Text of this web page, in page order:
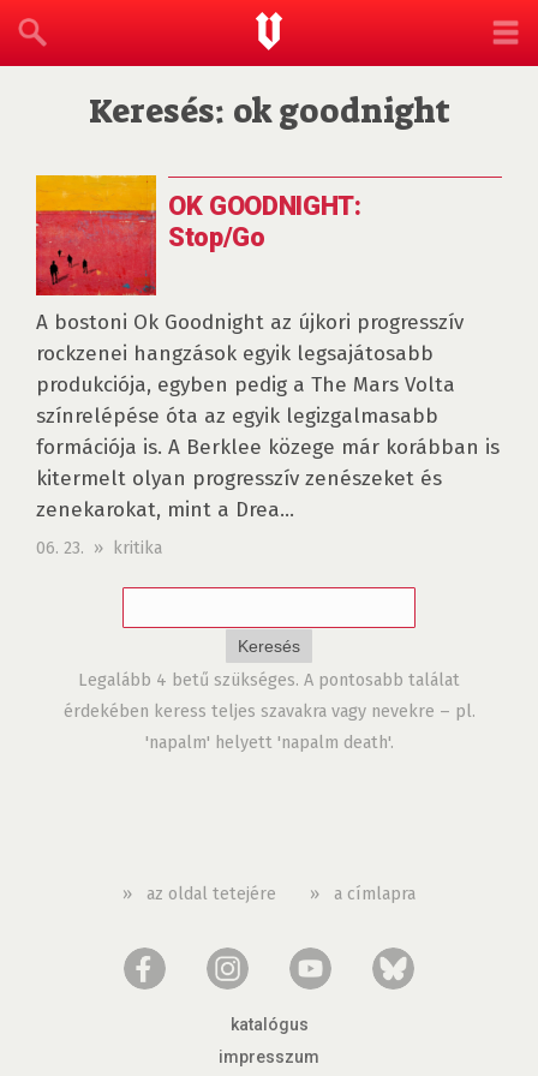
Keresés: ok goodnight
OK GOODNIGHT:
Stop/Go
A bostoni Ok Goodnight az újkori progresszív
rockzenei hangzások egyik legsajátosabb
produkciója, egyben pedig a The Mars Volta
színrelépése óta az egyik legizgalmasabb
formációja is. A Berklee közege már korábban is
kitermelt olyan progresszív zenészeket és
zenekarokat, mint a Drea...
06. 23. » kritika
Legalább 4 betű szükséges. A pontosabb találat
érdekében keress teljes szavakra vagy nevekre – pl.
'napalm' helyett 'napalm death'.
» az oldal tetejére » a címlapra
katalógus
impresszum